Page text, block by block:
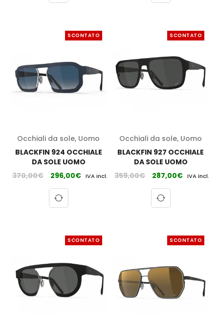
SCONTATO
Occhiali da sole, Uomo
BLACKFIN 924 OCCHIALE
DA SOLE UOMO
370,00€ 296,00€ IVA incl.
SCONTATO
Occhiali da sole, Uomo
BLACKFIN 927 OCCHIALE
DA SOLE UOMO
359,00€ 287,00€ IVA incl.
SCONTATO SCONTATO